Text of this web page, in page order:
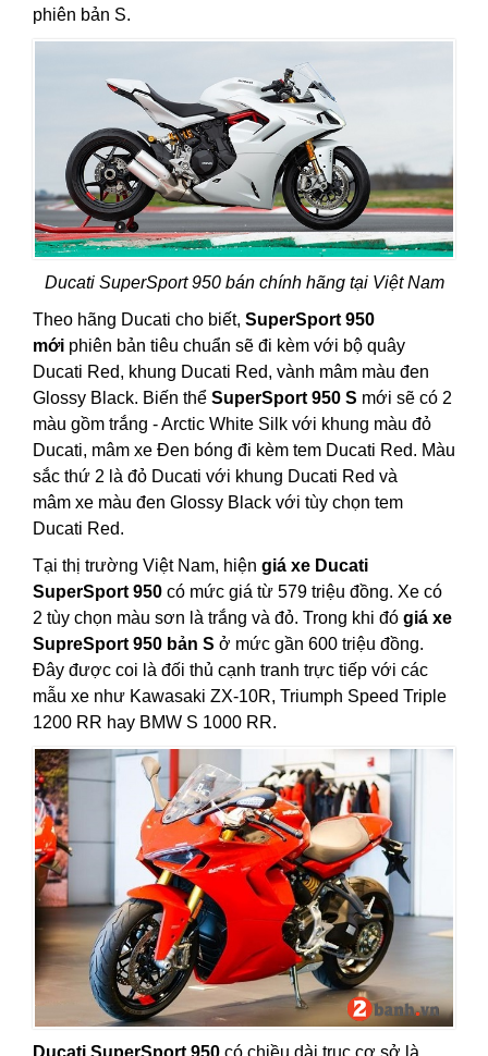
phiên bản S.
Ducati SuperSport 950 bán chính hãng tại Việt Nam
Theo hãng Ducati cho biết, SuperSport 950
mới phiên bản tiêu chuẩn sẽ đi kèm với bộ quây
Ducati Red, khung Ducati Red, vành mâm màu đen
Glossy Black. Biến thể SuperSport 950 S mới sẽ có 2
màu gồm trắng - Arctic White Silk với khung màu đỏ
Ducati, mâm xe Đen bóng đi kèm tem Ducati Red. Màu
sắc thứ 2 là đỏ Ducati với khung Ducati Red và
mâm xe màu đen Glossy Black với tùy chọn tem
Ducati Red.
Tại thị trường Việt Nam, hiện giá xe Ducati
SuperSport 950 có mức giá từ 579 triệu đồng. Xe có
2 tùy chọn màu sơn là trắng và đỏ. Trong khi đó giá xe
SupreSport 950 bản S ở mức gần 600 triệu đồng.
Đây được coi là đối thủ cạnh tranh trực tiếp với các
mẫu xe như Kawasaki ZX-10R, Triumph Speed Triple
1200 RR hay BMW S 1000 RR.